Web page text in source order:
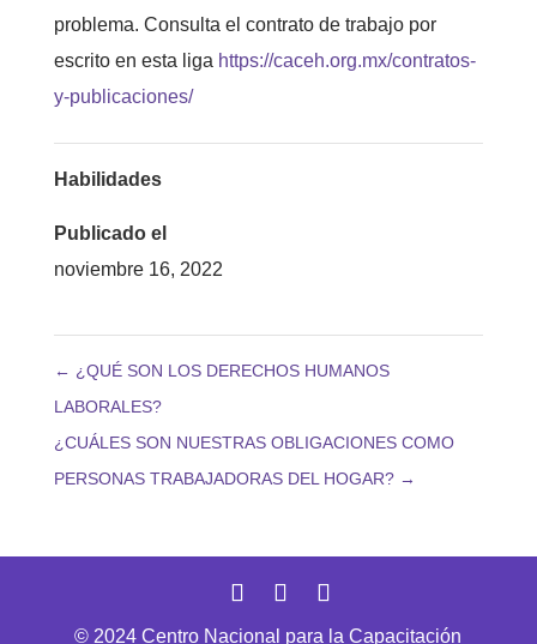
problema. Consulta el contrato de trabajo por
escrito en esta liga https://caceh.org.mx/contratos-
y-publicaciones/
Habilidades
Publicado el
noviembre 16, 2022
← ¿QUÉ SON LOS DERECHOS HUMANOS
LABORALES?
¿CUÁLES SON NUESTRAS OBLIGACIONES COMO
PERSONAS TRABAJADORAS DEL HOGAR? →
© 2024 Centro Nacional para la Capacitación